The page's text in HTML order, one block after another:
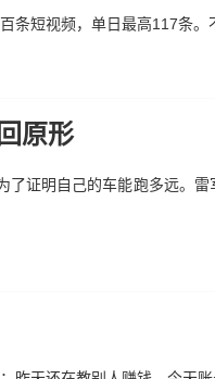
条短视频，单日最高117条。
原形
证明自己的车能跑多远。雷